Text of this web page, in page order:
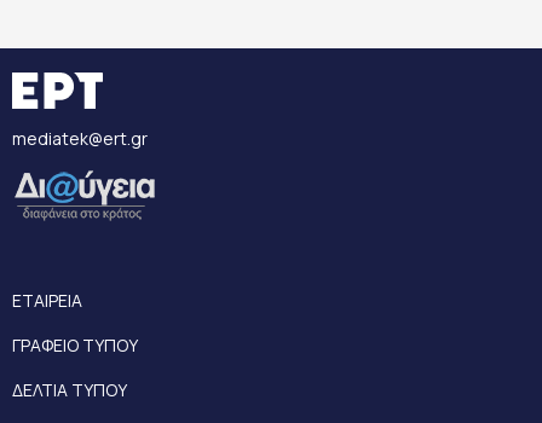
mediatek@ert.gr
ΕΤΑΙΡΕΙΑ
ΓΡΑΦΕΙΟ ΤΥΠΟΥ
ΔΕΛΤΙΑ ΤΥΠΟΥ